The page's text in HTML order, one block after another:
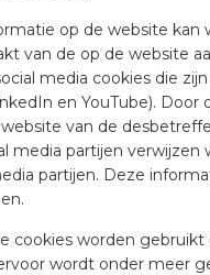
op de website
van de op de website
media cookies die
en YouTube).
van de
media partijen
partijen. Deze
cookies worden
wordt onder meer